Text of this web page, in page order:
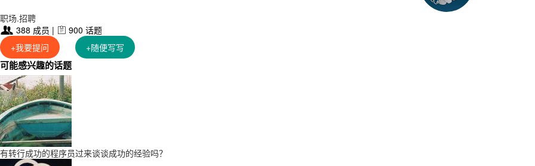
职场.招聘
 388 成员 |  900 话题
+我要提问
+随便写写
可能感兴趣的话题
有转行成功的程序员过来谈谈成功的经验吗？